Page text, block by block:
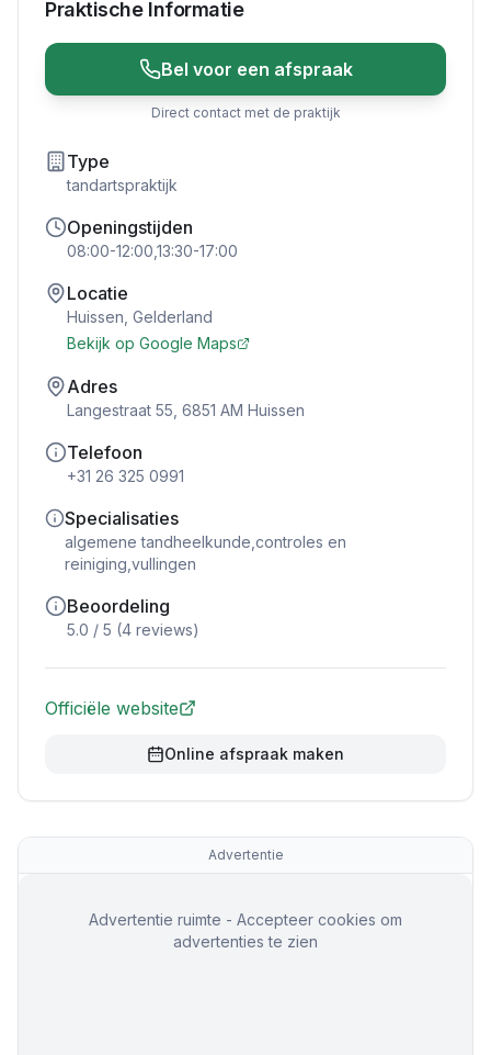
Praktische Informatie
Bel voor een afspraak
Direct contact met de praktijk
Type
tandartspraktijk
Openingstijden
08:00-12:00,13:30-17:00
Locatie
Huissen Gelderland
Bekijk op Google Maps
Adres
Langestraat 55, 6851 AM Huissen
Telefoon
+31 26 325 0991
Specialisaties
algemene tandheelkunde,controles en
reiniging,vullingen
Beoordeling
5.0 / 5 (4 reviews)
Officiële website
Online afspraak maken
Advertentie
Advertentie ruimte - Accepteer cookies om
advertenties te zien